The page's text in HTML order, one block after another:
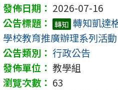
2026-07-16
轉知 轉知凱達
學校教育推廣辦理系列活動
行政公告
教學組
63